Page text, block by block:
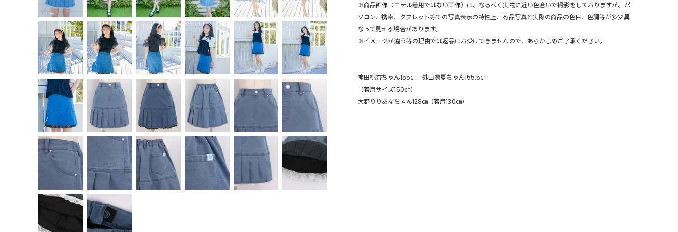
※商品画像（モデル着用ではない画像）は、なるべく実物に近い色合いで撮影をしておりますが、パ
ソコン、携帯、タブレット等での写真表示の特性上、商品写真と実際の商品の色目、色調等が多少異
なって見える場合があります。
※イメージが違う等の理由では返品はお受けできませんので、あらかじめご了承ください。
神田桃杏ちゃん155㎝ 外山凛夏ちゃん155.5㎝
（着用サイズ150㎝）
大野りりあなちゃん128㎝（着用130㎝）